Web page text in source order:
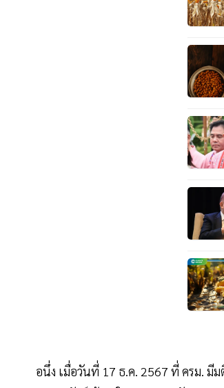
อนึ่ง เมื่อวันที่ 17 ธ.ค. 2567 ที่ ครม. มี